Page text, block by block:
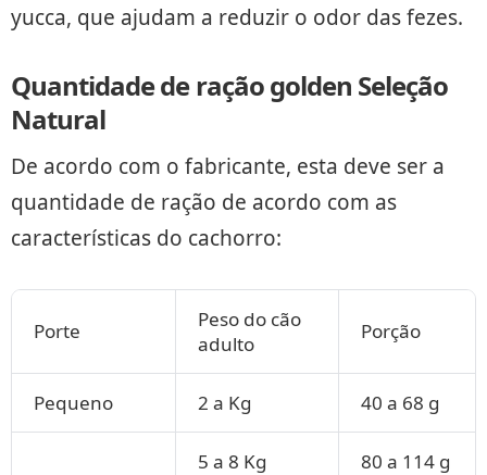
yucca, que ajudam a reduzir o odor das fezes.
Quantidade de ração golden Seleção
Natural
De acordo com o fabricante, esta deve ser a
quantidade de ração de acordo com as
características do cachorro:
Porte
Peso do cão
adulto
Porção
Pequeno 2 a Kg 40 a 68 g
5 a 8 Kg 80 a 114 g